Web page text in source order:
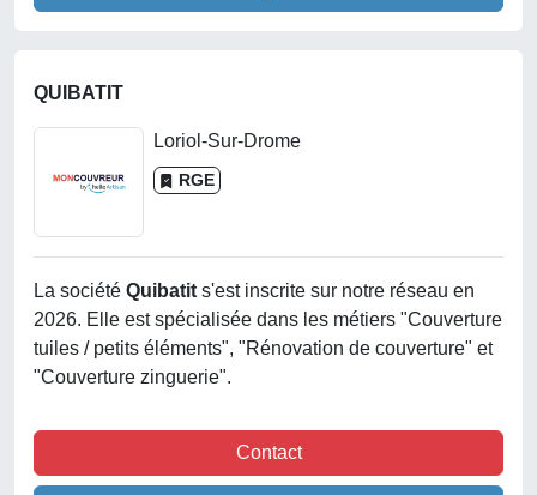
QUIBATIT
Loriol-Sur-Drome
RGE
La société Quibatit s'est inscrite sur notre réseau en
2026. Elle est spécialisée dans les métiers "Couverture
tuiles / petits éléments", "Rénovation de couverture" et
"Couverture zinguerie".
Contact